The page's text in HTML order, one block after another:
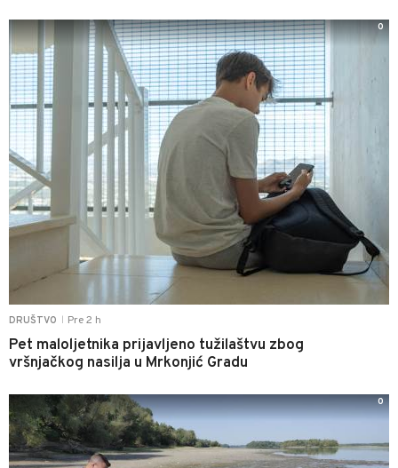
DRUŠTVO Pre 2 h
Pet maloljetnika prijavljeno tužilaštvu zbog
vršnjačkog nasilja u Mrkonjić Gradu
0
0